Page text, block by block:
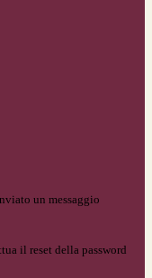
un messaggio
il reset della password